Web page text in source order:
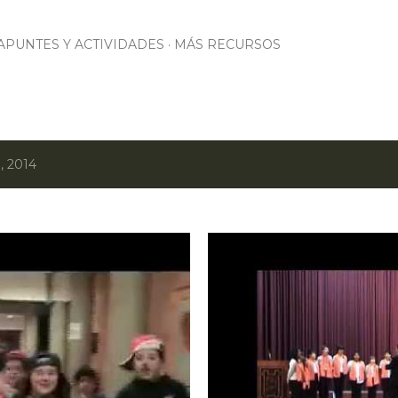
Y ACTIVIDADES MÁS RECURSOS
2014